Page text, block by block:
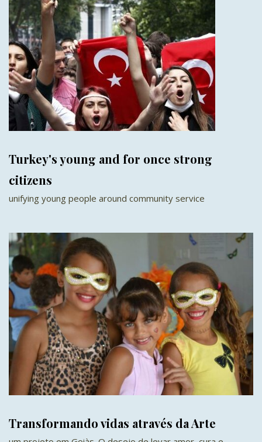
Turkey's young and for once strong
citizens
unifying young people around community service
Transformando vidas através da Arte